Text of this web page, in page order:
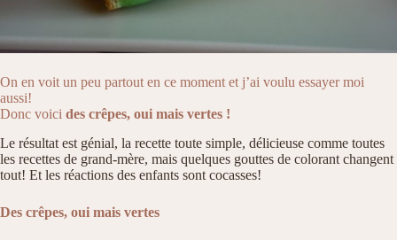
On en voit un peu partout en ce moment et j’ai voulu essayer moi
aussi!
Donc voici des crêpes, oui mais vertes !
Le résultat est génial, la recette toute simple, délicieuse comme toutes
les recettes de grand-mère, mais quelques gouttes de colorant changent
tout! Et les réactions des enfants sont cocasses!
Des crêpes, oui mais vertes